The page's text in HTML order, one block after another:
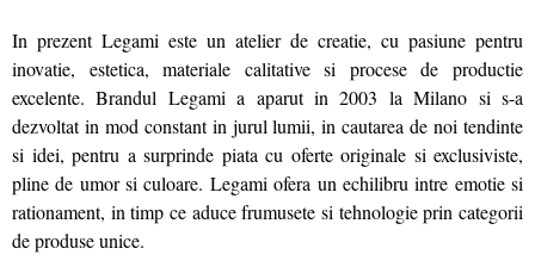
In prezent Legami este un atelier de creatie, cu pasiune pentru
inovatie, estetica, materiale calitative si procese de productie
excelente. Brandul Legami a aparut in 2003 la Milano si s-a
dezvoltat in mod constant in jurul lumii, in cautarea de noi tendinte
si idei, pentru a surprinde piata cu oferte originale si exclusiviste,
pline de umor si culoare. Legami ofera un echilibru intre emotie si
rationament, in timp ce aduce frumusete si tehnologie prin categorii
de produse unice.